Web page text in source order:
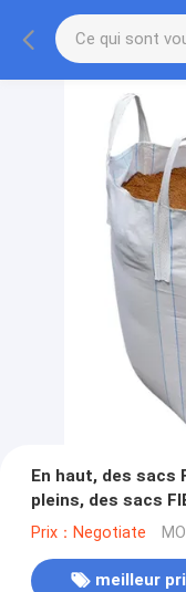
En haut, des sacs
pleins, des sacs
marchandises en
Prix：Negotiate
meilleur